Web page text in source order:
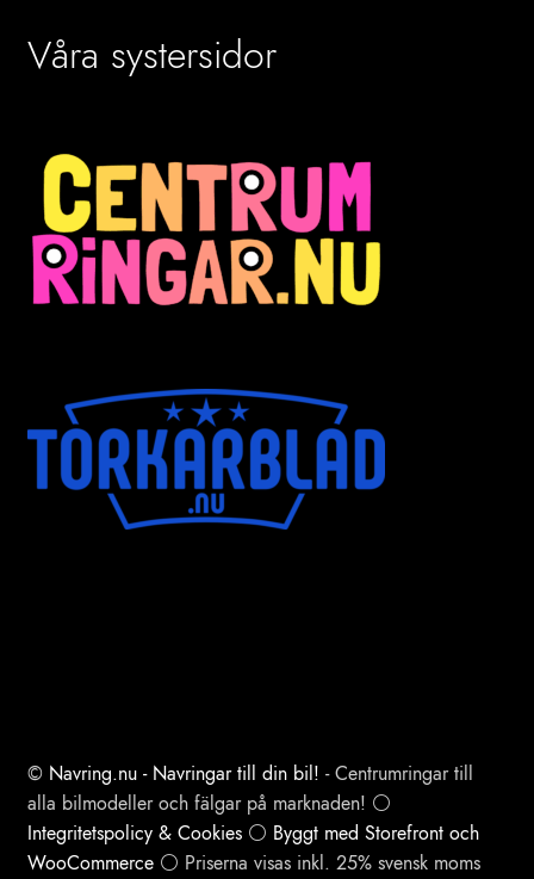
Våra systersidor
© Navring.nu - Navringar till din bil! - Centrumringar till
alla bilmodeller och fälgar på marknaden! ⚪
Integritetspolicy & Cookies⚪ Byggt med Storefront och
WooCommerce⚪ Priserna visas inkl. 25% svensk moms